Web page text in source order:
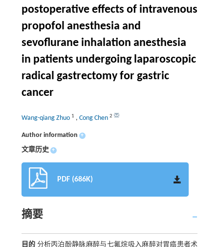
postoperative effects of intravenous
propofol anesthesia and
sevoflurane inhalation anesthesia
in patients undergoing laparoscopic
radical gastrectomy for gastric
cancer
Wang-qiang Zhuo 1 , Cong Chen 2
Author information +
文章历史 +
PDF (686K)
摘要
目的 分析丙泊酚静脉麻醉与七氟烷吸入麻醉对胃癌患者术